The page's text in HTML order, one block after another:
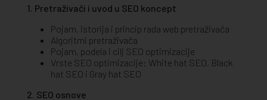
1. Pretraživači i uvod u SEO koncept
Pojam, istorija i princip rada web pretraživača
Algoritmi pretraživača
Pojam, podela i cilj SEO optimizacije
Vrste SEO optimizacije: White hat SEO, Black
hat SEO i Gray hat SEO
2. SEO osnove